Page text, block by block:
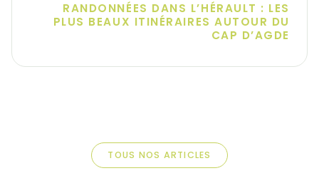
RANDONNÉES DANS L’HÉRAULT : LES
PLUS BEAUX ITINÉRAIRES AUTOUR DU
CAP D’AGDE
TOUS NOS ARTICLES